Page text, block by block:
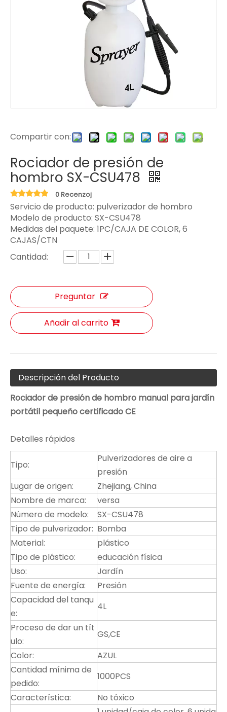
Compartir con:
Rociador de presión de
hombro SX-CSU478
0 Recenzoj
Servicio de producto: pulverizador de hombro
Modelo de producto: SX-CSU478
Medidas del paquete: 1PC/CAJA DE COLOR, 6
CAJAS/CTN
Cantidad:
Preguntar
Añadir al carrito
Descripción del Producto
Rociador de presión de hombro manual para jardín
portátil pequeño certificado CE
Detalles rápidos
Tipo:
Pulverizadores de aire a
presión
Lugar de origen:
Zhejiang, China
Nombre de marca:
versa
Número de modelo:
SX-CSU478
Tipo de pulverizador: Bomba
Material:
plástico
Tipo de plástico:
educación física
Uso:
Jardín
Fuente de energía:
Presión
Capacidad del tanqu
e:
4L
Proceso de dar un tít
ulo:
GS,CE
Color:
AZUL
Cantidad mínima de
pedido:
1000PCS
Característica:
No tóxico